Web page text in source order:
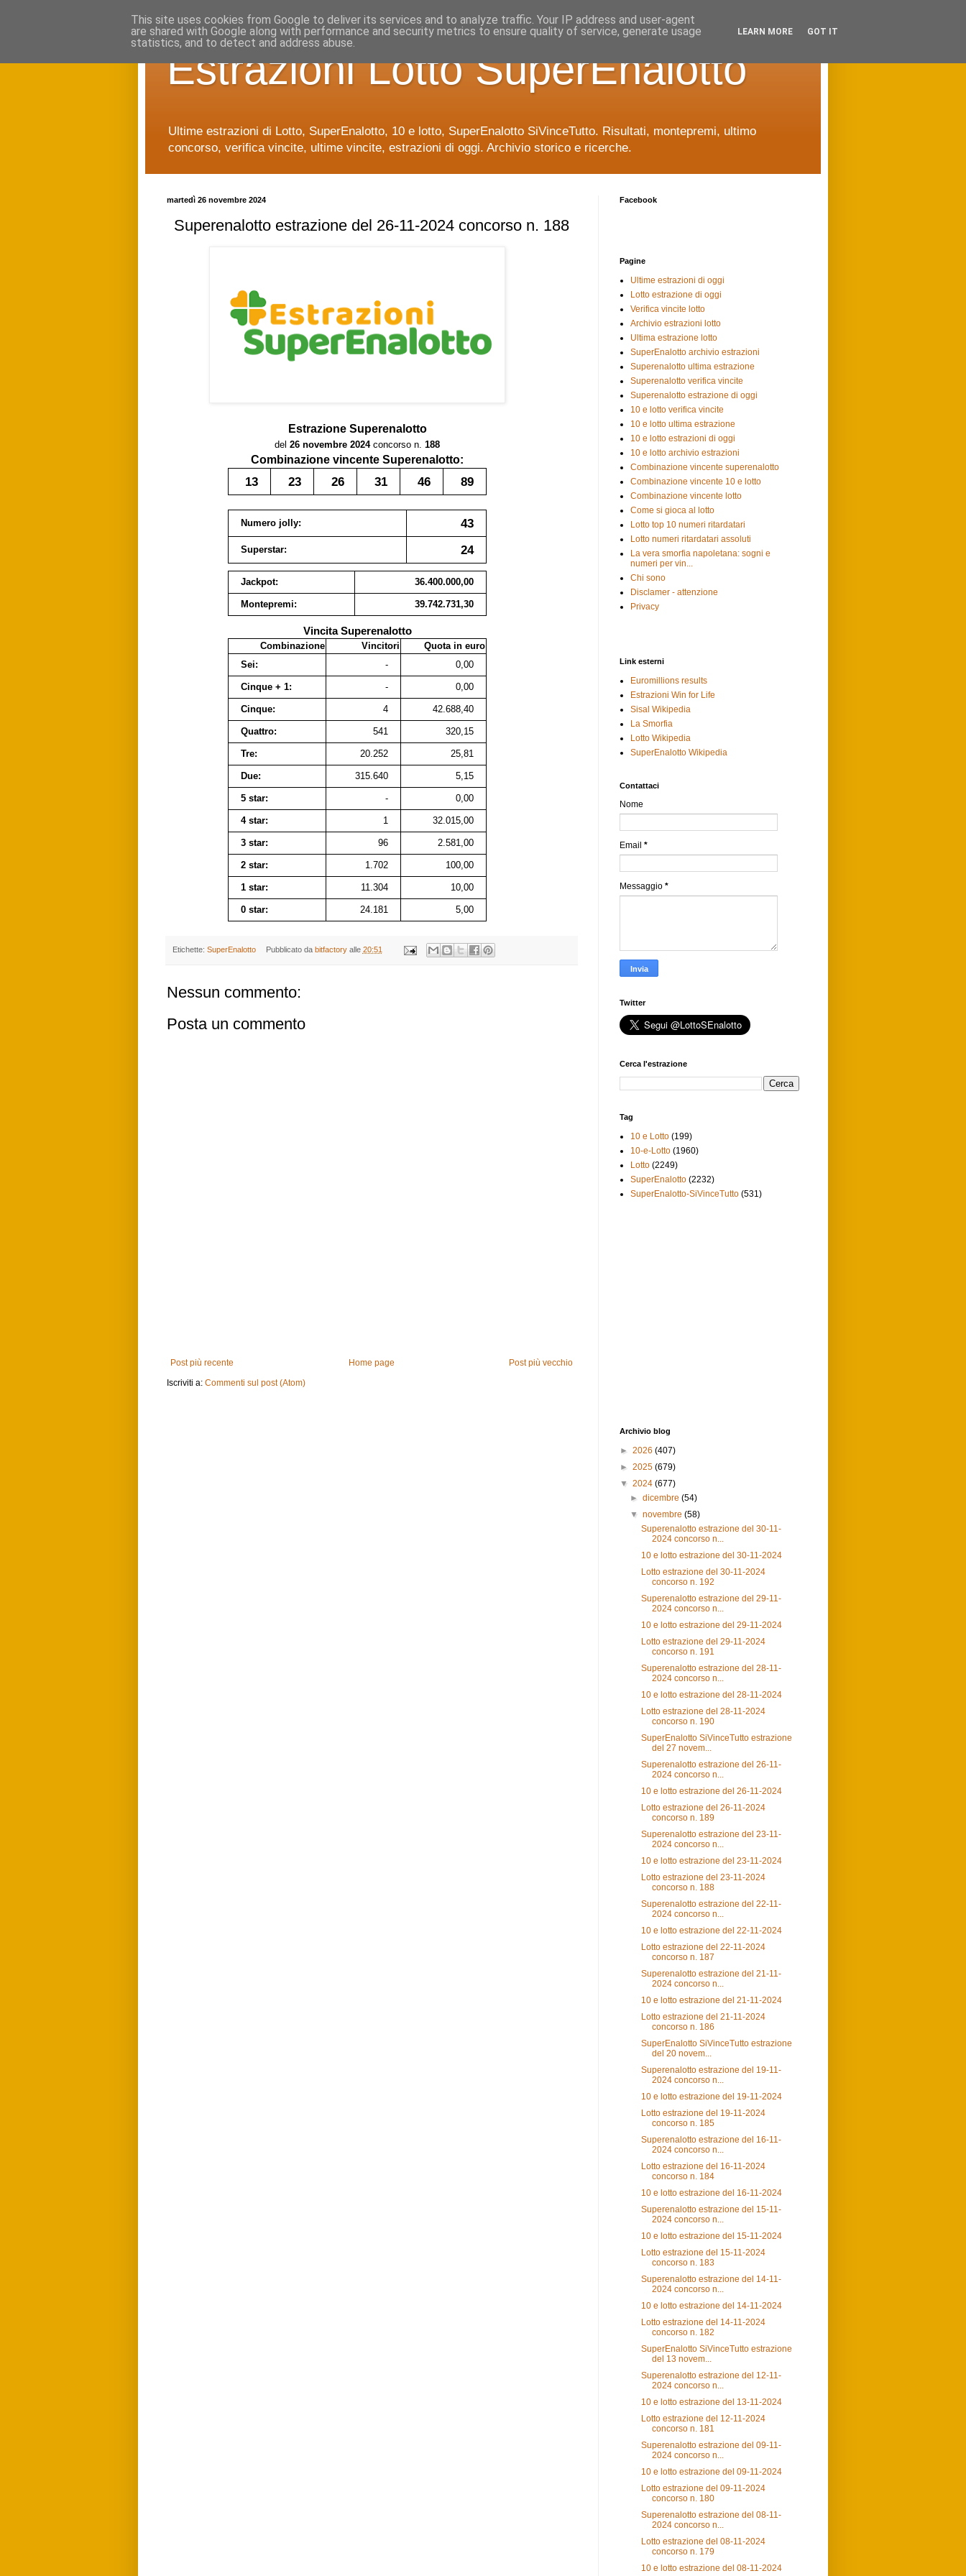
Estrazioni Lotto SuperEnalotto
Ultime estrazioni di Lotto, SuperEnalotto, 10 e lotto, SuperEnalotto SiVinceTutto. Risultati, montepremi, ultimo
concorso, verifica vincite, ultime vincite, estrazioni di oggi. Archivio storico e ricerche.
martedì 26 novembre 2024
Superenalotto estrazione del 26-11-2024 concorso n. 188
Estrazione Superenalotto
del 26 novembre 2024concorso n. 188
Combinazione vincente Superenalotto:
13 23 26 31 46 89
Numero jolly: 43
Superstar: 24
Jackpot: 36.400.000,00
Montepremi: 39.742.731,30
Vincita Superenalotto
Combinazione Vincitori
Quota in euro
Sei:
- 0,00
Cinque + 1: - 0,00
Cinque: 4 42.688,40
Quattro: 541 320,15
Tre: 20.252 25,81
Due: 315.640 5,15
5 star: - 0,00
4 star: 1 32.015,00
3 star: 96 2.581,00
2 star: 1.702 100,00
1 star: 11.304 10,00
0 star: 24.181 5,00
Etichette: SuperEnalotto Pubblicato da bitfactory alle 20:51
Nessun commento:
Posta un commento
Post più recente Post più vecchio
Home page
Iscriviti a: Commenti sul post (Atom)
Facebook
Pagine
Ultime estrazioni di oggi
Lotto estrazione di oggi
Verifica vincite lotto
Archivio estrazioni lotto
Ultima estrazione lotto
SuperEnalotto archivio estrazioni
Superenalotto ultima estrazione
Superenalotto verifica vincite
Superenalotto estrazione di oggi
10 e lotto verifica vincite
10 e lotto ultima estrazione
10 e lotto estrazioni di oggi
10 e lotto archivio estrazioni
Combinazione vincente superenalotto
Combinazione vincente 10 e lotto
Combinazione vincente lotto
Come si gioca al lotto
Lotto top 10 numeri ritardatari
Lotto numeri ritardatari assoluti
La vera smorfia napoletana: sogni e
numeri per vin...
Chi sono
Disclamer - attenzione
Privacy
Link esterni
Euromillions results
Estrazioni Win for Life
Sisal Wikipedia
La Smorfia
Lotto Wikipedia
SuperEnalotto Wikipedia
Contattaci
Nome
Email *
Messaggio *
Twitter
Cerca l'estrazione
Tag
10 e Lotto (199)
10-e-Lotto (1960)
Lotto (2249)
SuperEnalotto (2232)
SuperEnalotto-SiVinceTutto (531)
Archivio blog
► 2026 (407)
► 2025 (679)
▼ 2024 (677)
►dicembre(54)
▼novembre(58)
Superenalotto estrazione del 30-11-
2024 concorso n...
10 e lotto estrazione del 30-11-2024
Lotto estrazione del 30-11-2024
concorso n. 192
Superenalotto estrazione del 29-11-
2024 concorso n...
10 e lotto estrazione del 29-11-2024
Lotto estrazione del 29-11-2024
concorso n. 191
Superenalotto estrazione del 28-11-
2024 concorso n...
10 e lotto estrazione del 28-11-2024
Lotto estrazione del 28-11-2024
concorso n. 190
SuperEnalotto SiVinceTutto estrazione
del 27 novem...
Superenalotto estrazione del 26-11-
2024 concorso n...
10 e lotto estrazione del 26-11-2024
Lotto estrazione del 26-11-2024
concorso n. 189
Superenalotto estrazione del 23-11-
2024 concorso n...
10 e lotto estrazione del 23-11-2024
Lotto estrazione del 23-11-2024
concorso n. 188
Superenalotto estrazione del 22-11-
2024 concorso n...
10 e lotto estrazione del 22-11-2024
Lotto estrazione del 22-11-2024
concorso n. 187
Superenalotto estrazione del 21-11-
2024 concorso n...
10 e lotto estrazione del 21-11-2024
Lotto estrazione del 21-11-2024
concorso n. 186
SuperEnalotto SiVinceTutto estrazione
del 20 novem...
Superenalotto estrazione del 19-11-
2024 concorso n...
10 e lotto estrazione del 19-11-2024
Lotto estrazione del 19-11-2024
concorso n. 185
Superenalotto estrazione del 16-11-
2024 concorso n...
Lotto estrazione del 16-11-2024
concorso n. 184
10 e lotto estrazione del 16-11-2024
Superenalotto estrazione del 15-11-
2024 concorso n...
10 e lotto estrazione del 15-11-2024
Lotto estrazione del 15-11-2024
concorso n. 183
Superenalotto estrazione del 14-11-
2024 concorso n...
10 e lotto estrazione del 14-11-2024
Lotto estrazione del 14-11-2024
concorso n. 182
SuperEnalotto SiVinceTutto estrazione
del 13 novem...
Superenalotto estrazione del 12-11-
2024 concorso n...
10 e lotto estrazione del 13-11-2024
Lotto estrazione del 12-11-2024
concorso n. 181
Superenalotto estrazione del 09-11-
2024 concorso n...
10 e lotto estrazione del 09-11-2024
Lotto estrazione del 09-11-2024
concorso n. 180
Superenalotto estrazione del 08-11-
2024 concorso n...
Lotto estrazione del 08-11-2024
concorso n. 179
10 e lotto estrazione del 08-11-2024
This site uses cookies from Google to deliver its services and to analyze traffic. Your IP address and user-agent
are shared with Google along with performance and security metrics to ensure quality of service, generate usage
statistics, and to detect and address abuse.
LEARN MORE GOT IT